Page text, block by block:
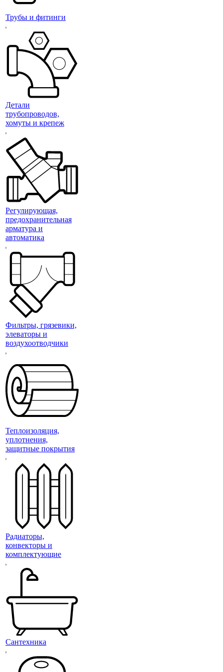
Трубы и фитинги
Детали
трубопроводов,
хомуты и крепеж
Регулирующая,
предохранительная
арматура и
автоматика
Фильтры, грязевики,
элеваторы и
воздухоотводчики
Теплоизоляция,
уплотнения,
защитные покрытия
Радиаторы,
конвекторы и
комплектующие
Сантехника